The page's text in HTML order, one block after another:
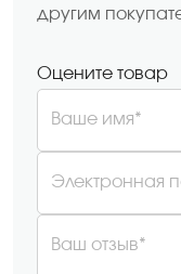
другим
Оцените товар
Ваше имя*
Электронная
Ваш отзыв*